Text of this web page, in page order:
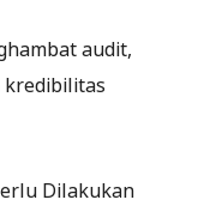
audit,
Dilakukan